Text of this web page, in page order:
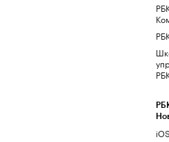
iOS